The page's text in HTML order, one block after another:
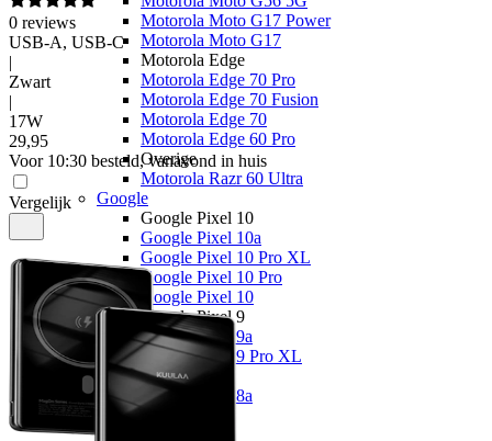
Motorola Moto G17 Power
Motorola Moto G17
Motorola Edge
Motorola Edge 70 Pro
Motorola Edge 70 Fusion
Motorola Edge 70
Motorola Edge 60 Pro
Overige
Motorola Razr 60 Ultra
Google
Google Pixel 10
Google Pixel 10a
Google Pixel 10 Pro XL
Google Pixel 10 Pro
Google Pixel 10
Google Pixel 9
Google Pixel 9a
Google Pixel 9 Pro XL
Overige
Google Pixel 8a
OPPO
0 reviews
USB-A, USB-C
|
Zwart
|
17W
29,95
Voor 10:30 besteld, vanavond in huis
Vergelijk